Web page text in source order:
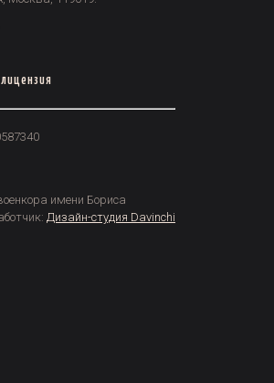
имени Бориса
Дизайн-студия Davinchi